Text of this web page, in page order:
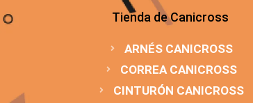
Tienda de Canicross
ARNÉS CANICROSS
CORREA CANICROSS
CINTURÓN CANICROSS